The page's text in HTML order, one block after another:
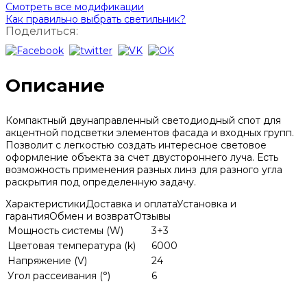
Смотреть все модификации
Как правильно выбрать светильник?
Поделиться:
Описание
Компактный двунаправленный светодиодный спот для
акцентной подсветки элементов фасада и входных групп.
Позволит с легкостью создать интересное световое
оформление объекта за счет двустороннего луча. Есть
возможность применения разных линз для разного угла
раскрытия под определенную задачу.
ХарактеристикиДоставка и оплатаУстановка и
гарантияОбмен и возвратОтзывы
Мощность системы (W)
3+3
Цветовая температура (k)
6000
Напряжение (V)
24
Угол рассеивания (°)
6